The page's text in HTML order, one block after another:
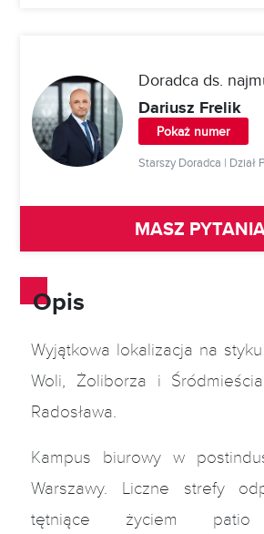
Doradca ds.
Dariusz Frelik
Pokaż numer
Starszy Doradca | Dział
MASZ
Opis
Wyjątkowa lokalizacja na
Woli, Żoliborza i
Radosława.
Kampus biurowy w
Warszawy. Liczne strefy
tętniące życiem